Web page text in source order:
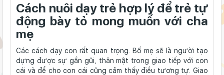
Cách nuôi dạy trẻ hợp lý để trẻ tự
động bày tỏ mong muốn với cha
mẹ
Các cách dạy con rất quan trọng. Bố mẹ sẽ là người tạo
dựng được sự gần gũi, thân mật trong giao tiếp với con
cái và để cho con cái cũng cảm thấy điều tương tự. Giao